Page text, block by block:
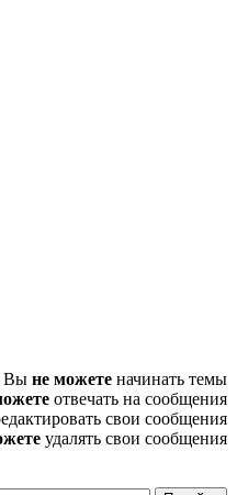
Вы не можете начинать темы
отвечать на сообщения
свои сообщения
удалять свои сообщения